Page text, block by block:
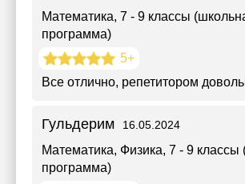
Математика, 7 - 9 классы
программа)
5+
Все отлично, репетитором
Гульдерим 16.05.2024
Математика, Физика, 7 - 9 классы
программа)